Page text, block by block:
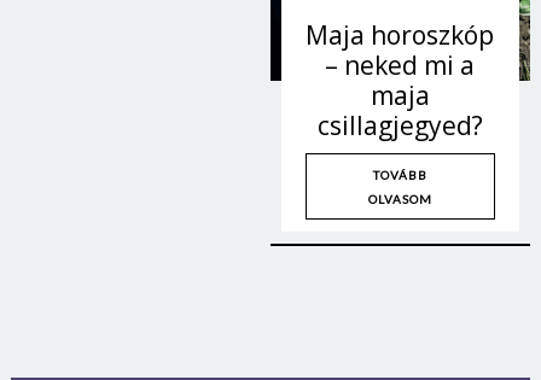
Maja horoszkóp
– neked mi a
maja
csillagjegyed?
TOVÁBB
OLVASOM